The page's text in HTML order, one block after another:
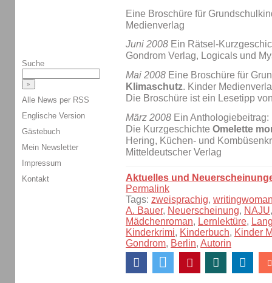
Eine Broschüre für
Medienverlag
Juni 2008 Ein Rätsel-
Gondrom Verlag, Logicals und
Mai 2008 Eine Broschüre für
Klimaschutz. Kinder
Die Broschüre ist ein Lesetipp
März 2008 Ein Anthologiebeitrag:
Die Kurzgeschichte Omelette
Hering, Küchen- und
Mitteldeutscher Verlag
Aktuelles und
Permalink
Tags: zweisprachig,
A. Bauer, Neuerscheinung, NAJU
Mädchenroman, Lernlektüre,
Kinderkrimi, Kinderbuch, Kinder
Gondrom, Berlin, Autorin
Suche
Alle News per RSS
Englische Version
Gästebuch
Mein Newsletter
Impressum
Kontakt